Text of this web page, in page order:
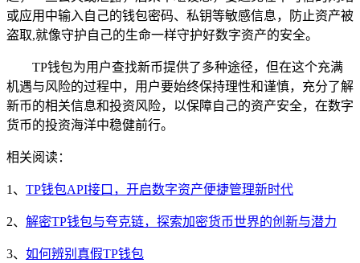
或应用中输入自己的钱包密码、私钥等敏感信息，防止资产被
盗取,就像守护自己的生命一样守护好数字资产的安全。
TP钱包为用户查找新币提供了多种途径，但在这个充满
机遇与风险的过程中，用户要始终保持理性和谨慎，充分了解
新币的相关信息和投资风险，以保障自己的资产安全，在数字
货币的投资海洋中稳健前行。
相关阅读：
1、 TP钱包API接口，开启数字资产便捷管理新时代
2、 解密TP钱包与夸克链，探索加密货币世界的创新与潜力
3、 如何辨别真假TP钱包